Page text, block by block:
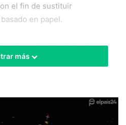
el fin de sustituir
en papel.
ya ha sido difundido en países
Perú y México, entre
más